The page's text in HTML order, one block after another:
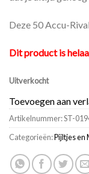
Deze 50 Accu-
Dit product is
Uitverkocht
Toevoegen aan
Artikelnummer:ST-
Categorieën:Pijltjes en